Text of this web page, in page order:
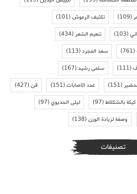
(109) تكثيف الرموش(101)
(103) تنعيم الشعر(434)
(761) سعد المجرد(113)
(111) سلمى رشيد(167)
(151) عدد الاصابات(151) فن(427)
كيكة بالشكلاط(97) ليلى الحديوي(97)
وصفة لزيادة الوزن(138)
تصنيفات